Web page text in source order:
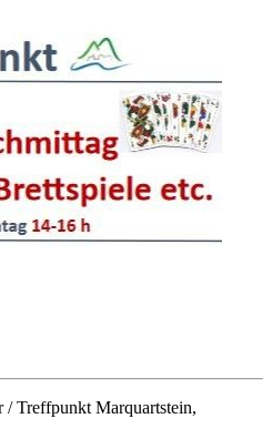
/ Treffpunkt Marquartstein,